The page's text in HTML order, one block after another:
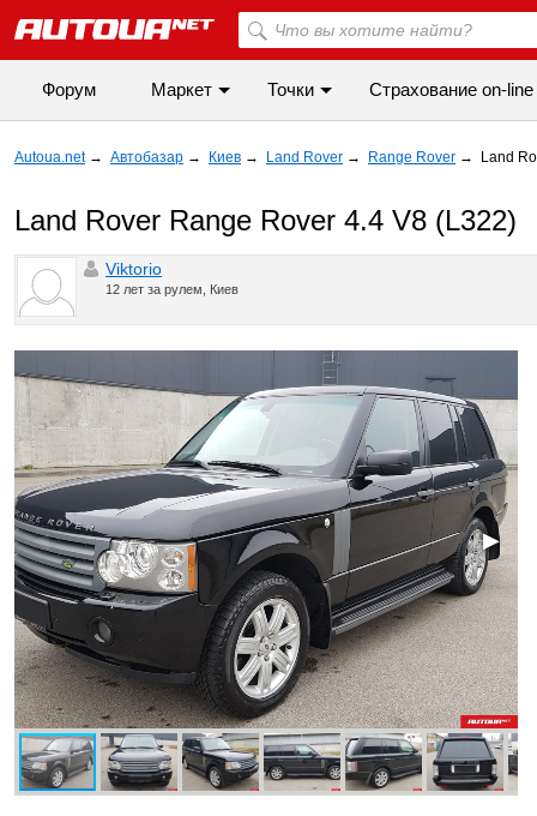
Форум Маркет Точки Cтрахование on-line
Autoua.net → Автобазар → Киев → Land Rover → Range Rover → Land
Land Rover Range Rover 4.4 V8 (L322)
Viktorio
12 лет за рулем, Киев
◀ ▶